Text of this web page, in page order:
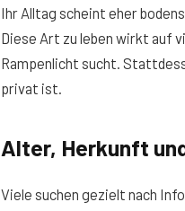
Ihr Alltag scheint eher
Diese Art zu leben wirkt auf
Rampenlicht sucht.
privat ist.
Alter, Herkunft
Viele suchen gezielt nach